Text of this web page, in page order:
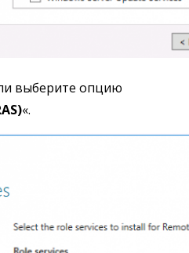
выберите опцию
«.